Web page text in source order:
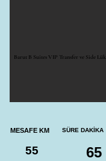
Barut B Suites VIP Transfer ve Side
MESAFE KM
55
SÜRE DAKİKA
65